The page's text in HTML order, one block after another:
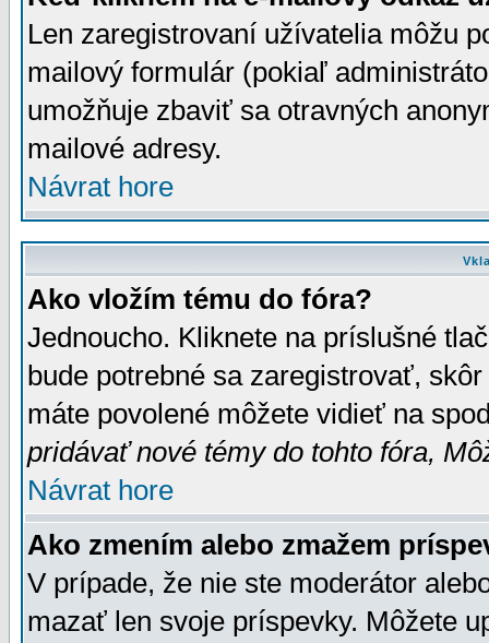
Len zaregistrovaní užívatelia môžu
mailový formulár (pokiaľ
umožňuje zbaviť sa otravných
mailové adresy.
Návrat hore
Ako vložím tému do fóra?
Jednoucho. Kliknete na príslušné
bude potrebné sa zaregistrovať,
máte povolené môžete vidieť na
pridávať nové témy do tohto fóra,
Návrat hore
Ako zmením alebo zmažem
V prípade, že nie ste moderátor
mazať len svoje príspevky. Môžete